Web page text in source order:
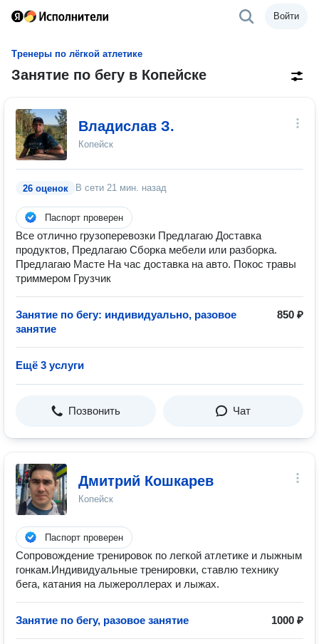
Войти
Тренеры по лёгкой атлетике
Занятие по бегу в Копейске
Владислав З.
Копейск
26 оценок В сети 21 мин. назад
Паспорт проверен
Все отлично грузоперевозки Предлагаю Доставка
продуктов, Предлагаю Сборка мебели или разборка.
Предлагаю Масте На час доставка на авто. Покос травы
триммером Грузчик
Занятие по бегу: индивидуально, разовое
занятие
850 ₽
Ещё 3 услуги
Позвонить Чат
Дмитрий Кошкарев
Копейск
Паспорт проверен
Сопровождение тренировок по легкой атлетике и лыжным
гонкам.Индивидуальные тренировки, ставлю технику
бега, катания на лыжероллерах и лыжах.
Занятие по бегу, разовое занятие 1000 ₽